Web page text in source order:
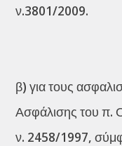
ν.3801/2009.
β) για τους
Ασφάλισης του π.
ν. 2458/1997,